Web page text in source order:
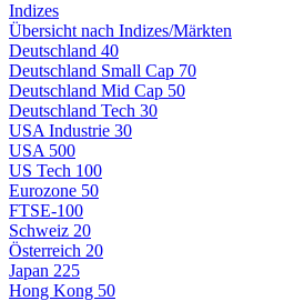
Indizes
Übersicht nach Indizes/Märkten
Deutschland 40
Deutschland Small Cap 70
Deutschland Mid Cap 50
Deutschland Tech 30
USA Industrie 30
USA 500
US Tech 100
Eurozone 50
FTSE-100
Schweiz 20
Österreich 20
Japan 225
Hong Kong 50